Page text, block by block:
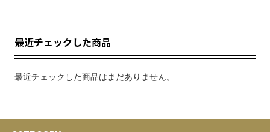
最近チェックした商品
最近チェックした商品はまだありません。